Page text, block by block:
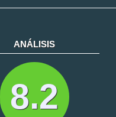
ANÁLISIS
8.2